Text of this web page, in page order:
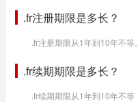
.fr注册期限是多长？
.fr注册期限从1年到10年不等。
.fr续期期限是多长？
.fr续期期限从1年到10年不等